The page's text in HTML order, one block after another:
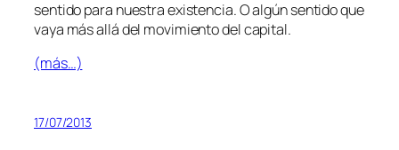
sen­ti­do pa­ra nues­tra exis­ten­cia. O al­gún sen­ti­do que
va­ya más allá del mo­vi­mien­to del capital.
(más…)
17/07/2013